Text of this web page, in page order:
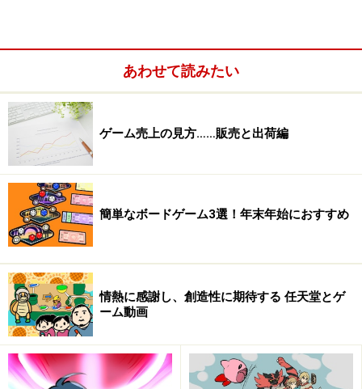
メディア複合店
ゲーム専門店はどんどん減り、メディア複合店が生き残りま
す
そもそもなんで、ゲーム屋さんのゲオが洋服のリサイク
あわせて読みたい
ゲーム売上の見方……販売と出荷編
簡単なボードゲーム3選！年末年始におすすめ
情熱に感謝し、創造性に期待する 任天堂とゲ
ーム動画